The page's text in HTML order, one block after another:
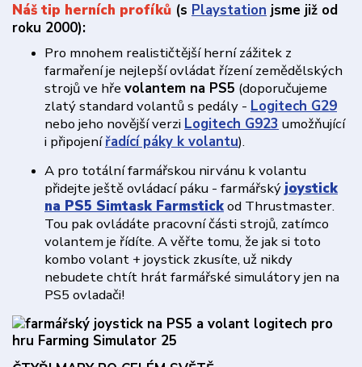
Náš tip herních profíků (s Playstation jsme již od
roku 2000):
Pro mnohem realističtější herní zážitek z
farmaření je nejlepší ovládat řízení zemědělských
strojů ve hře volantem na PS5 (doporučujeme
zlatý standard volantů s pedály - Logitech G29
nebo jeho novější verzi Logitech G923 umožňující
i připojenířadící páky k volantu).
A pro totální farmářskou nirvánu k volantu
přidejte ještě ovládací páku - farmářskýjoystick
na PS5 Simtask Farmstickod Thrustmaster.
Tou pak ovládáte pracovní části strojů, zatímco
volantem je řídíte. A věřte tomu, že jak si toto
kombo volant + joystick zkusíte, už nikdy
nebudete chtít hrát farmářské simulátory jen na
PS5 ovladači!